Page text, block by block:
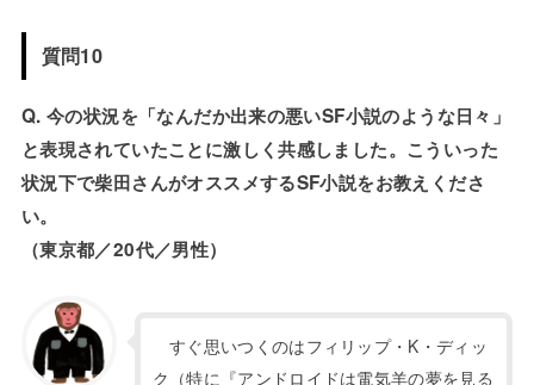
質問10
Q. 今の状況を「なんだか出来の悪いSF小説のような日々」
と表現されていたことに激しく共感しました。こういった
状況下で柴田さんがオススメするSF小説をお教えくださ
い。
（東京都／20代／男性）
すぐ思いつくのはフィリップ・K・ディッ
ク（特に『アンドロイドは電気羊の夢を見る